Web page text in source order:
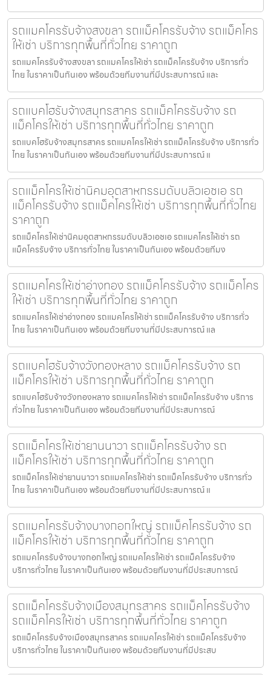
รถแมคโครรับจ้างสงขลา รถแม็คโครรับจ้าง รถแม็คโคร
ให้เช่า บริการทุกพื้นที่ทั่วไทย ราคาถูก
รถแมคโครรับจ้างสงขลา รถแมคโครให้เช่า รถแม็คโครรับจ้าง บริการทั่ว
ไทย ในราคาเป็นกันเอง พร้อมด้วยทีมงานที่มีประสบการณ์ และ
รถแบคโฮรับจ้างสมุทรสาคร รถแม็คโครรับจ้าง รถ
แม็คโครให้เช่า บริการทุกพื้นที่ทั่วไทย ราคาถูก
รถแบคโฮรับจ้างสมุทรสาคร รถแมคโครให้เช่า รถแม็คโครรับจ้าง บริการทั่ว
ไทย ในราคาเป็นกันเอง พร้อมด้วยทีมงานที่มีประสบการณ์ แ
รถแม็คโครให้เช่านิคมอุตสาหกรรมดับบลิวเอชเอ รถ
แม็คโครรับจ้าง รถแม็คโครให้เช่า บริการทุกพื้นที่ทั่วไทย
ราคาถูก
รถแม็คโครให้เช่านิคมอุตสาหกรรมดับบลิวเอชเอ รถแมคโครให้เช่า รถ
แม็คโครรับจ้าง บริการทั่วไทย ในราคาเป็นกันเอง พร้อมด้วยทีมง
รถแมคโครให้เช่าอ่างทอง รถแม็คโครรับจ้าง รถแม็คโคร
ให้เช่า บริการทุกพื้นที่ทั่วไทย ราคาถูก
รถแมคโครให้เช่าอ่างทอง รถแมคโครให้เช่า รถแม็คโครรับจ้าง บริการทั่ว
ไทย ในราคาเป็นกันเอง พร้อมด้วยทีมงานที่มีประสบการณ์ แล
รถแบคโฮรับจ้างวังทองหลาง รถแม็คโครรับจ้าง รถ
แม็คโครให้เช่า บริการทุกพื้นที่ทั่วไทย ราคาถูก
รถแบคโฮรับจ้างวังทองหลาง รถแมคโครให้เช่า รถแม็คโครรับจ้าง บริการ
ทั่วไทย ในราคาเป็นกันเอง พร้อมด้วยทีมงานที่มีประสบการณ์
รถแม็คโครให้เช่ายานนาวา รถแม็คโครรับจ้าง รถ
แม็คโครให้เช่า บริการทุกพื้นที่ทั่วไทย ราคาถูก
รถแม็คโครให้เช่ายานนาวา รถแมคโครให้เช่า รถแม็คโครรับจ้าง บริการทั่ว
ไทย ในราคาเป็นกันเอง พร้อมด้วยทีมงานที่มีประสบการณ์ แ
รถแมคโครรับจ้างบางกอกใหญ่ รถแม็คโครรับจ้าง รถ
แม็คโครให้เช่า บริการทุกพื้นที่ทั่วไทย ราคาถูก
รถแมคโครรับจ้างบางกอกใหญ่ รถแมคโครให้เช่า รถแม็คโครรับจ้าง
บริการทั่วไทย ในราคาเป็นกันเอง พร้อมด้วยทีมงานที่มีประสบการณ์
รถแม็คโครรับจ้างเมืองสมุทรสาคร รถแม็คโครรับจ้าง
รถแม็คโครให้เช่า บริการทุกพื้นที่ทั่วไทย ราคาถูก
รถแม็คโครรับจ้างเมืองสมุทรสาคร รถแมคโครให้เช่า รถแม็คโครรับจ้าง
บริการทั่วไทย ในราคาเป็นกันเอง พร้อมด้วยทีมงานที่มีประสบ